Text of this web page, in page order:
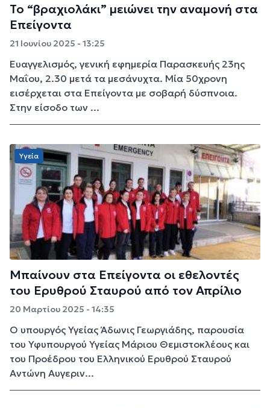
Το “βραχιολάκι” μειώνει την αναμονή στα
Επείγοντα
21 Ιουνίου 2025 - 13:25
Ευαγγελισμός, γενική εφημερία Παρασκευής 23ης
Μαΐου, 2.30 μετά τα μεσάνυχτα. Μία 50χρονη
εισέρχεται στα Επείγοντα με σοβαρή δύσπνοια.
Στην είσοδο των ...
Υγεία
Μπαίνουν στα Επείγοντα οι εθελοντές
του Ερυθρού Σταυρού από τον Απρίλιο
20 Μαρτίου 2025 - 14:35
Ο υπουργός Υγείας Άδωνις Γεωργιάδης, παρουσία
του Υφυπουργού Υγείας Μάριου Θεμιστοκλέους και
του Προέδρου του Ελληνικού Ερυθρού Σταυρού
Αντώνη Αυγεριν...